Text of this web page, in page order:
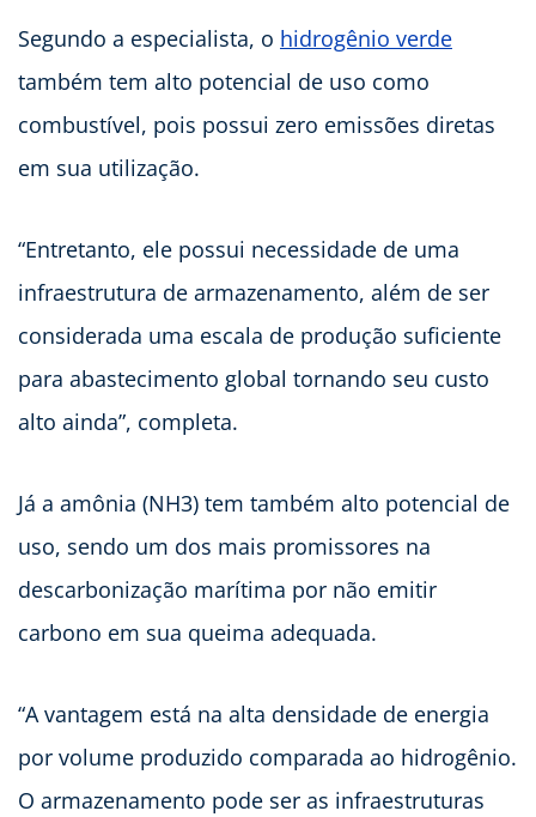
Segundo a especialista, o hidrogênio verde
também tem alto potencial de uso como
combustível, pois possui zero emissões diretas
em sua utilização.
“Entretanto, ele possui necessidade de uma
infraestrutura de armazenamento, além de ser
considerada uma escala de produção suficiente
para abastecimento global tornando seu custo
alto ainda”, completa.
Já a amônia (NH3) tem também alto potencial de
uso, sendo um dos mais promissores na
descarbonização marítima por não emitir
carbono em sua queima adequada.
“A vantagem está na alta densidade de energia
por volume produzido comparada ao hidrogênio.
O armazenamento pode ser as infraestruturas